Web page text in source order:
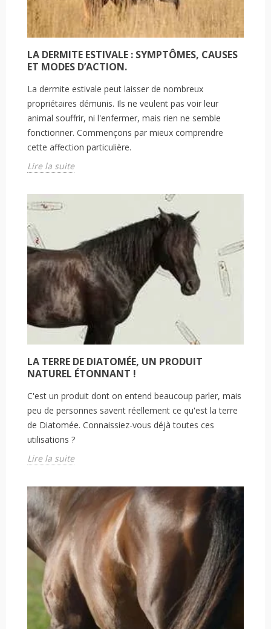
LA DERMITE ESTIVALE : SYMPTÔMES, CAUSES
ET MODES D’ACTION.
La dermite estivale peut laisser de nombreux
propriétaires démunis. Ils ne veulent pas voir leur
animal souffrir, ni l'enfermer, mais rien ne semble
fonctionner. Commençons par mieux comprendre
cette affection particulière.
Lire la suite
LA TERRE DE DIATOMÉE, UN PRODUIT
NATUREL ÉTONNANT !
C'est un produit dont on entend beaucoup parler, mais
peu de personnes savent réellement ce qu'est la terre
de Diatomée. Connaissiez-vous déjà toutes ces
utilisations ?
Lire la suite